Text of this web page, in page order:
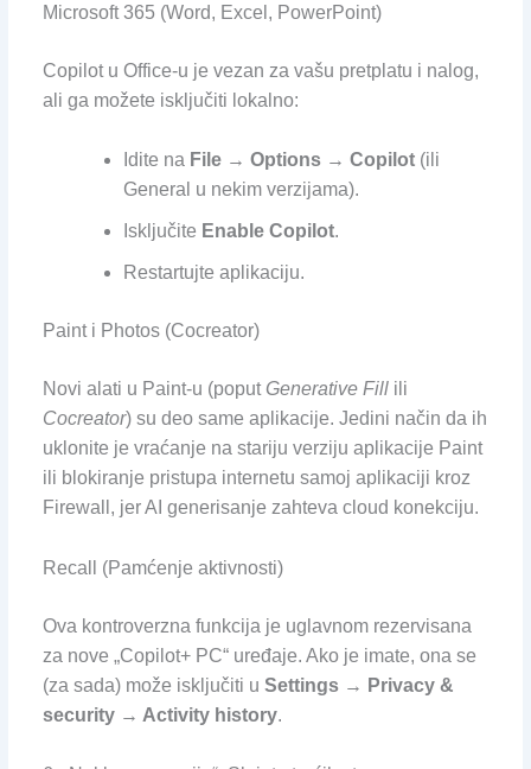
Microsoft 365 (Word, Excel, PowerPoint)
Copilot u Office-u je vezan za vašu pretplatu i nalog,
ali ga možete isključiti lokalno:
Idite na File → Options → Copilot(ili
General u nekim verzijama).
Isključite Enable Copilot.
Restartujte aplikaciju.
Paint i Photos (Cocreator)
Novi alati u Paint-u (poput Generative Fillili
Cocreator) su deo same aplikacije. Jedini način da ih
uklonite je vraćanje na stariju verziju aplikacije Paint
ili blokiranje pristupa internetu samoj aplikaciji kroz
Firewall, jer AI generisanje zahteva cloud konekciju.
Recall (Pamćenje aktivnosti)
Ova kontroverzna funkcija je uglavnom rezervisana
za nove „Copilot+ PC“ uređaje. Ako je imate, ona se
(za sada) može isključiti u Settings → Privacy &
security → Activity history.